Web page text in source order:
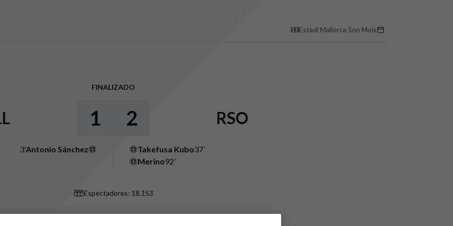
Estadi Mallorca Son Moix
FINALIZADO
1 2 RSO
3’Antonio Sánchez 37’
Takefusa Kubo
92’
Merino
Espectadores: 18.153